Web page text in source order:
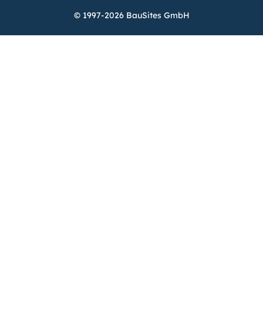
© 1997-2026 BauSites GmbH